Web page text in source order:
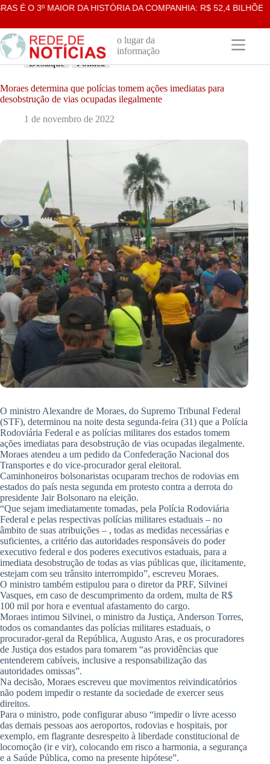
Pular
o
conteúdo
O 3º MAIOR DA HISTÓRIA DA COMPANHIA: R$ 52,4 BILHÕES
o lugar da
informação
Destaque
Política
Moraes determina que polícias tomem ações imediatas para
desobstrução de vias ocupadas ilegalmente
1 de novembro de 2022
O ministro Alexandre de Moraes, do Supremo Tribunal Federal
(STF), determinou na noite desta segunda-feira (31) que a Polícia
Rodoviária Federal e as polícias militares dos estados tomem
ações imediatas para desobstrução de vias ocupadas ilegalmente.
Moraes atendeu a um pedido da Confederação Nacional dos
Transportes e do vice-procurador geral eleitoral.
Caminhoneiros bolsonaristas ocuparam trechos de rodovias em
estados do país nesta segunda em protesto contra a derrota do
presidente Jair Bolsonaro na eleição.
“Que sejam imediatamente tomadas, pela Polícia Rodoviária
Federal e pelas respectivas polícias militares estaduais – no
âmbito de suas atribuições – , todas as medidas necessárias e
suficientes, a critério das autoridades responsáveis do poder
executivo federal e dos poderes executivos estaduais, para a
imediata desobstrução de todas as vias públicas que, ilicitamente,
estejam com seu trânsito interrompido”, escreveu Moraes.
O ministro também estipulou para o diretor da PRF, Silvinei
Vasques, em caso de descumprimento da ordem, multa de R$
100 mil por hora e eventual afastamento do cargo.
Moraes intimou Silvinei, o ministro da Justiça, Anderson Torres,
todos os comandantes das polícias militares estaduais, o
procurador-geral da República, Augusto Aras, e os procuradores
de Justiça dos estados para tomarem “as providências que
entenderem cabíveis, inclusive a responsabilização das
autoridades omissas”.
Na decisão, Moraes escreveu que movimentos reivindicatórios
não podem impedir o restante da sociedade de exercer seus
direitos.
Para o ministro, pode configurar abuso “impedir o livre acesso
das demais pessoas aos aeroportos, rodovias e hospitais, por
exemplo, em flagrante desrespeito à liberdade constitucional de
locomoção (ir e vir), colocando em risco a harmonia, a segurança
e a Saúde Pública, como na presente hipótese”.